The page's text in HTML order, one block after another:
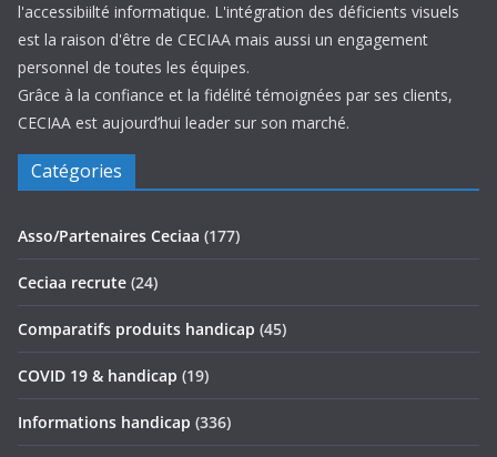
l'accessibiilté informatique. L'intégration des déficients visuels
est la raison d'être de CECIAA mais aussi un engagement
personnel de toutes les équipes.
Grâce à la confiance et la fidélité témoignées par ses clients,
CECIAA est aujourd’hui leader sur son marché.
Catégories
Asso/Partenaires Ceciaa (177)
Ceciaa recrute (24)
Comparatifs produits handicap (45)
COVID 19 & handicap (19)
Informations handicap (336)